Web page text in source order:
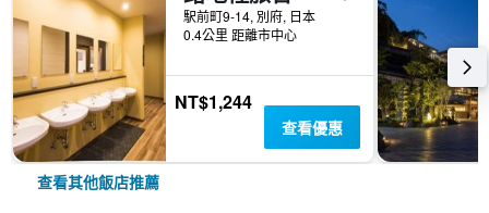
駅前町9-14, 別府, 日本
0.4公里 距離市中心
NT$1,244
查看優惠
查看其他飯店推薦